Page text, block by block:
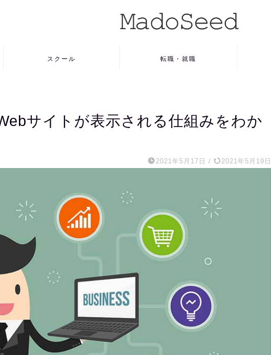
スクール 転職・就職
サイトが表示される仕組みをわか
2021年5月17日 / 2021年5月19日